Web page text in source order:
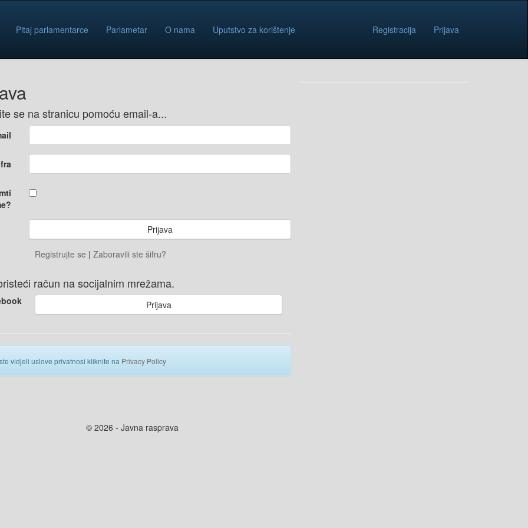
Pitaj parlamentarce Parlametar O nama Uputstvo za korištenje Registracija Prijava
se na stranicu pomoću email-a...
Registrujte se | Zaboravili ste šifru?
račun na socijalnim mrežama.
Prijava
vidjeli uslove privatnosi kliknite na Privacy Policy
© 2026 - Javna rasprava